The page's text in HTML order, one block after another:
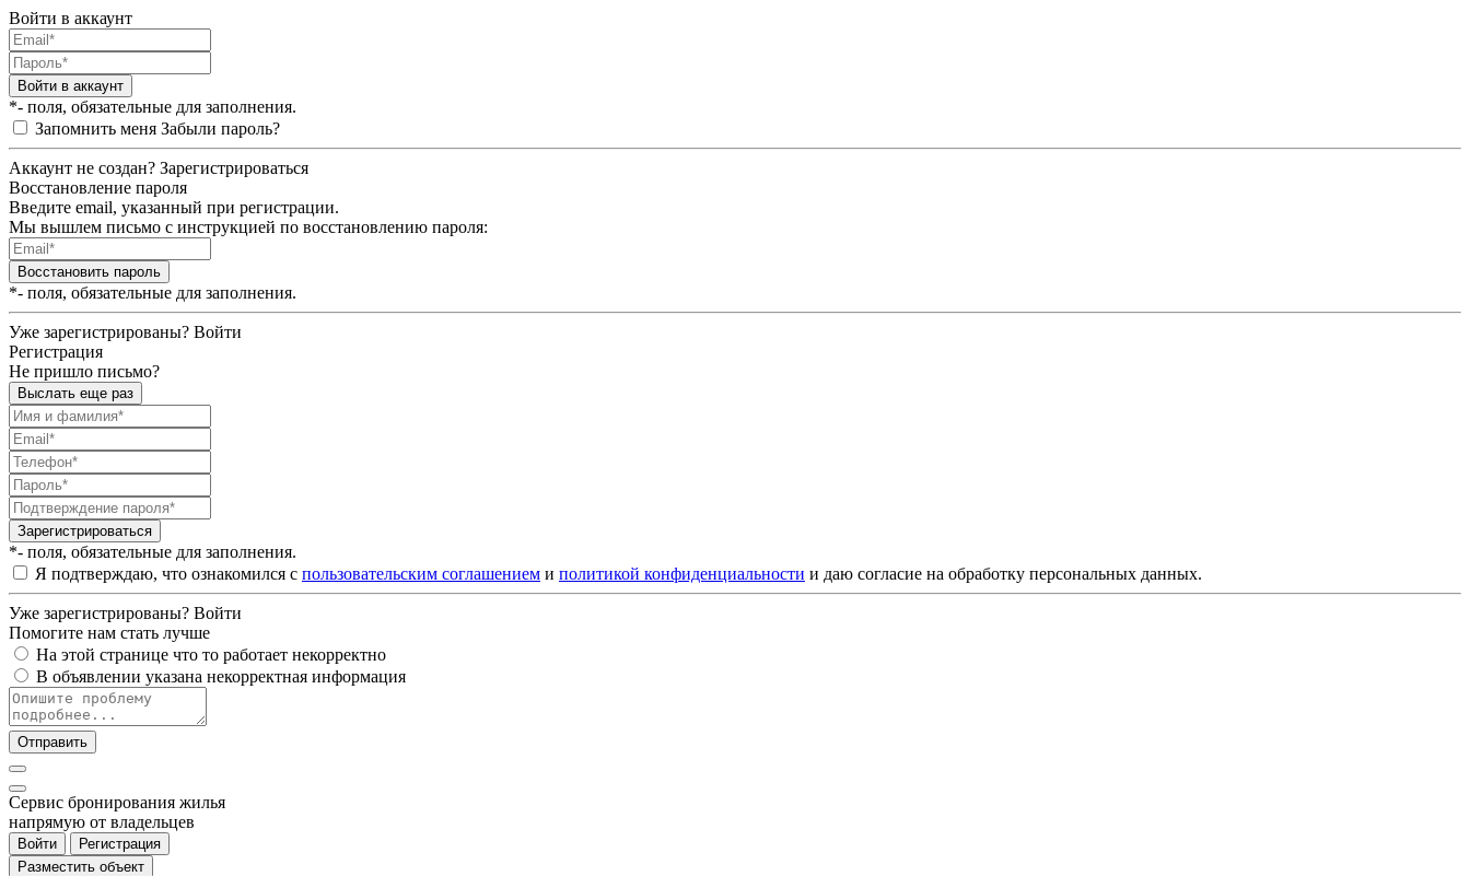
Войти в аккаунт
Войти в аккаунт
*- поля, обязательные для заполнения.
Запомнить меня Забыли пароль?
Аккаунт не создан? Зарегистрироваться
Восстановление пароля
Введите email, указанный при регистрации.
Мы вышлем письмо с инструкцией по восстановлению пароля:
Восстановить пароль
*- поля, обязательные для заполнения.
Уже зарегистрированы? Войти
Регистрация
Не пришло письмо?
Выслать еще раз
Зарегистрироваться
*- поля, обязательные для заполнения.
Я подтверждаю, что ознакомился с пользовательским соглашением и политикой конфиденциальности и даю согласие на обработку персональных данных.
Уже зарегистрированы? Войти
Помогите нам стать лучше
На этой странице что то работает некорректно
В объявлении указана некорректная информация
Отправить
Cервис бронирования жилья
напрямую от владельцев
Войти
Регистрация
Разместить объект